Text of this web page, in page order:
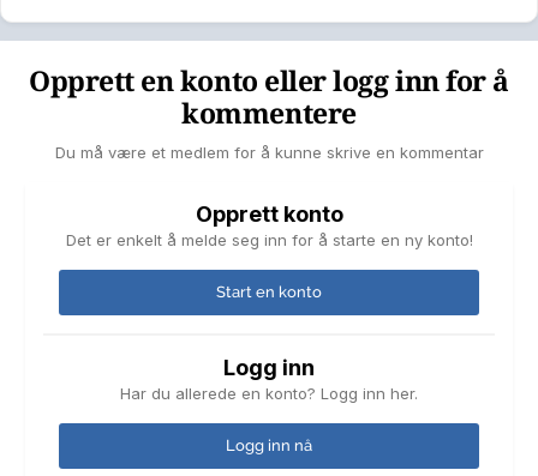
Opprett en konto eller logg inn for å
kommentere
Du må være et medlem for å kunne skrive en kommentar
Opprett konto
Det er enkelt å melde seg inn for å starte en ny konto!
Start en konto
Logg inn
Har du allerede en konto? Logg inn her.
Logg inn nå